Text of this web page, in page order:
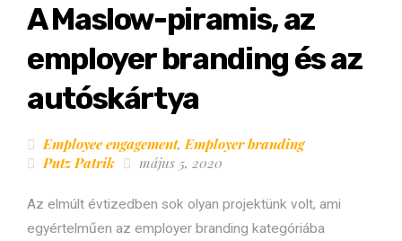
A Maslow-piramis, az
employer branding és az
autóskártya
Employee engagement,Employer branding
Putz Patrik
május 5, 2020
Az elmúlt évtizedben sok olyan projektünk volt, ami
egyértelműen az employer branding kategóriába